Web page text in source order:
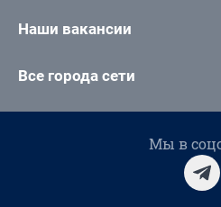
Наши вакансии
Все города сети
Мы в